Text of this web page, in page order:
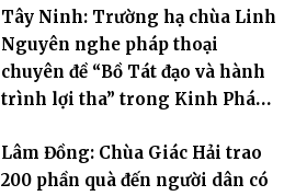
Tây Ninh: Trường hạ chùa Linh
Nguyên nghe pháp thoại
chuyên đề “Bồ Tát đạo và hành
trình lợi tha” trong Kinh Pháp
Lâm Đồng: Chùa Giác Hải trao
200 phần quà đến người dân có